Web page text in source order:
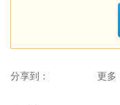
分享到： 更多